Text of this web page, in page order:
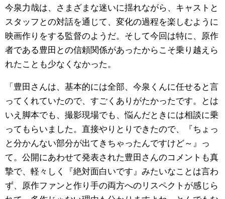
今泉力哉は、さまざまな迷いに揺れながら、キャストと
スタッフとの対話を通じて、変化の過程を楽しむように
映画作りをする監督のようだ。そして今回は特に、原作
者である豊田との信頼関係があったからこそ乗り越えら
れたことも少なくなかった。
「豊田さんは、基本的には全部、今泉くんに任せると言
ってくれていたので、すごくありがたかったです。とは
いえ脚本でも、撮影現場でも、悩んだときには相談に乗
ってもらいました。直接やりとりできたので、『ちょっ
と分かんない部分が出てきちゃったんですけど～』っ
て。公開にあわせて発表された豊田さんのコメントも真
摯で、軽々しく『絶対面白いです』みたいなことは言わ
ず、原作ファンと作り手の両方へのリスペクトが感じら